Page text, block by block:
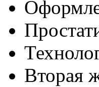
Вторая